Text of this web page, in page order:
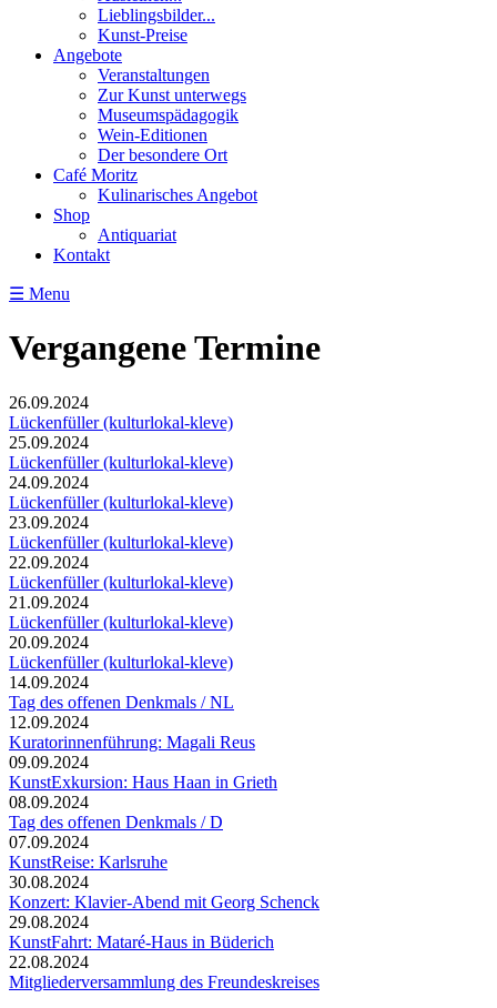
Lieblingsbilder...
Kunst-Preise
Angebote
Veranstaltungen
Zur Kunst unterwegs
Museumspädagogik
Wein-Editionen
Der besondere Ort
Café Moritz
Kulinarisches Angebot
Shop
Antiquariat
Kontakt
☰ Menu
Vergangene Termine
26.09.2024
Lückenfüller (kulturlokal-kleve)
25.09.2024
Lückenfüller (kulturlokal-kleve)
24.09.2024
Lückenfüller (kulturlokal-kleve)
23.09.2024
Lückenfüller (kulturlokal-kleve)
22.09.2024
Lückenfüller (kulturlokal-kleve)
21.09.2024
Lückenfüller (kulturlokal-kleve)
20.09.2024
Lückenfüller (kulturlokal-kleve)
14.09.2024
Tag des offenen Denkmals / NL
12.09.2024
Kuratorinnenführung: Magali Reus
09.09.2024
KunstExkursion: Haus Haan in Grieth
08.09.2024
Tag des offenen Denkmals / D
07.09.2024
KunstReise: Karlsruhe
30.08.2024
Konzert: Klavier-Abend mit Georg Schenck
29.08.2024
KunstFahrt: Mataré-Haus in Büderich
22.08.2024
Mitgliederversammlung des Freundeskreises